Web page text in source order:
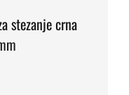
stezanje crna